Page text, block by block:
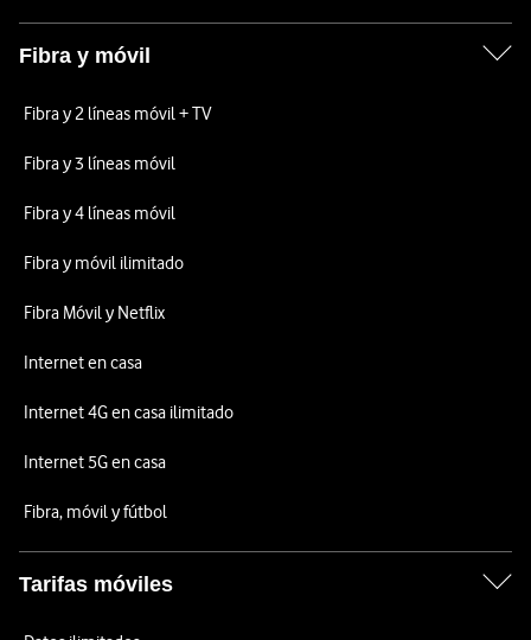
Fibra y móvil
Fibra y 2 líneas móvil + TV
Fibra y 3 líneas móvil
Fibra y 4 líneas móvil
Fibra y móvil ilimitado
Fibra Móvil y Netflix
Internet en casa
Internet 4G en casa ilimitado
Internet 5G en casa
Fibra, móvil y fútbol
Tarifas móviles